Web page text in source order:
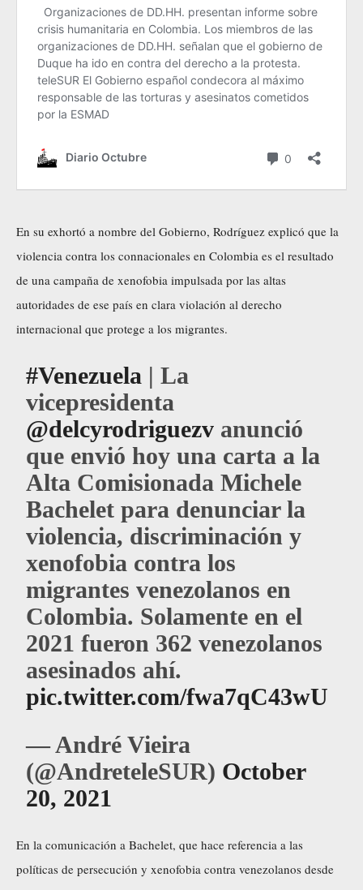
En su exhortó a nombre del Gobierno, Rodríguez explicó que la
violencia contra los connacionales en Colombia es el resultado
de una campaña de xenofobia impulsada por las altas
autoridades de ese país en clara violación al derecho
internacional que protege a los migrantes.
#Venezuela | La
vicepresidenta
@delcyrodriguezv anunció
que envió hoy una carta a la
Alta Comisionada Michele
Bachelet para denunciar la
violencia, discriminación y
xenofobia contra los
migrantes venezolanos en
Colombia. Solamente en el
2021 fueron 362 venezolanos
asesinados ahí.
pic.twitter.com/fwa7qC43wU
— André Vieira
(@AndreteleSUR) October
20, 2021
En la comunicación a Bachelet, que hace referencia a las
políticas de persecución y xenofobia contra venezolanos desde